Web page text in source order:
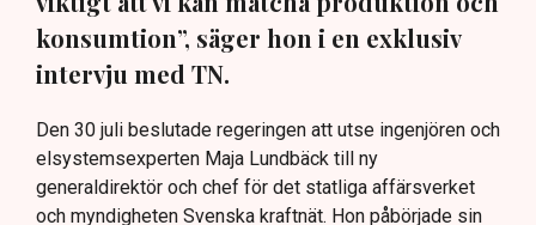
konsumtion”, säger hon i en exklusiv
intervju med TN.
Den 30 juli beslutade regeringen att utse ingenjören och
elsystemsexperten Maja Lundbäck till ny
generaldirektör och chef för det statliga affärsverket
och myndigheten Svenska kraftnät. Hon påbörjade sin